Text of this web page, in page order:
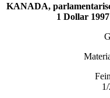
KANADA,
1 Dollar